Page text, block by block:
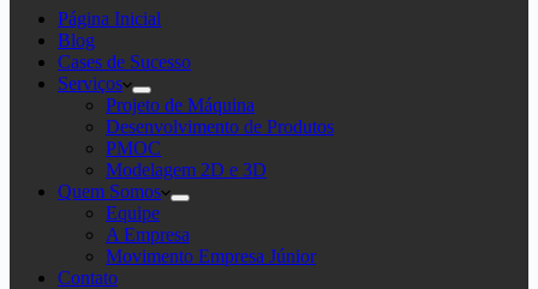
Página Inicial
Blog
Cases de Sucesso
Serviços
Projeto de Máquina
Desenvolvimento de Produtos
PMOC
Modelagem 2D e 3D
Quem Somos
Equipe
A Empresa
Movimento Empresa Júnior
Contato